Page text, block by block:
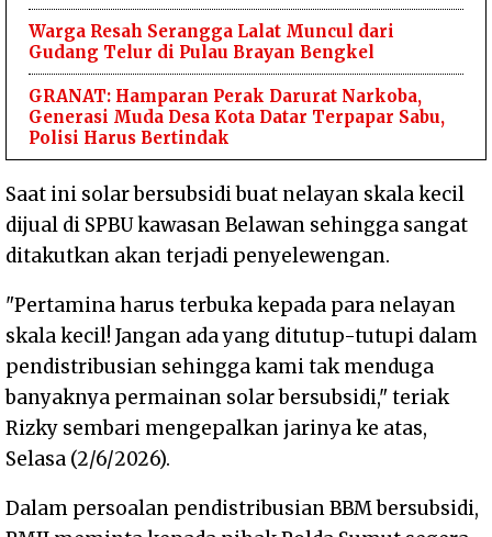
Warga Resah Serangga Lalat Muncul dari
Gudang Telur di Pulau Brayan Bengkel
GRANAT: Hamparan Perak Darurat Narkoba,
Generasi Muda Desa Kota Datar Terpapar Sabu,
Polisi Harus Bertindak
Saat ini solar bersubsidi buat nelayan skala kecil
dijual di SPBU kawasan Belawan sehingga sangat
ditakutkan akan terjadi penyelewengan.
"Pertamina harus terbuka kepada para nelayan
skala kecil! Jangan ada yang ditutup-tutupi dalam
pendistribusian sehingga kami tak menduga
banyaknya permainan solar bersubsidi," teriak
Rizky sembari mengepalkan jarinya ke atas,
Selasa (2/6/2026).
Dalam persoalan pendistribusian BBM bersubsidi,